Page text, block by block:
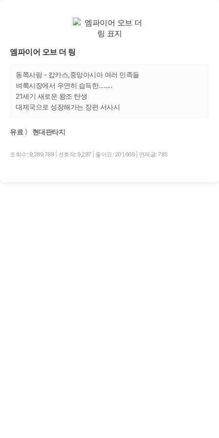
엠파이어 오브 더 링
동쪽사람 - 캅카스,중앙아시아 여러 민족들
벼룩시장에서 우연히 습득한........
21세기 새로운 왕조 탄생
대제국으로 성장해가는 장편 서사시
유료 〉 현대판타지
조회수: 9,289,789 선호작: 9,297 좋아요: 201,669 연재글: 785